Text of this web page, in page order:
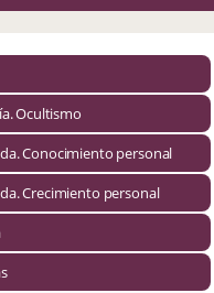
Ocultismo
Conocimiento personal
Crecimiento personal